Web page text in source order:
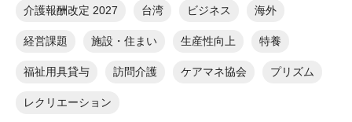
介護報酬改定 2027 台湾 ビジネス 海外
経営課題 施設・住まい 生産性向上 特養
福祉用具貸与 訪問介護 ケアマネ協会 プリズム
レクリエーション